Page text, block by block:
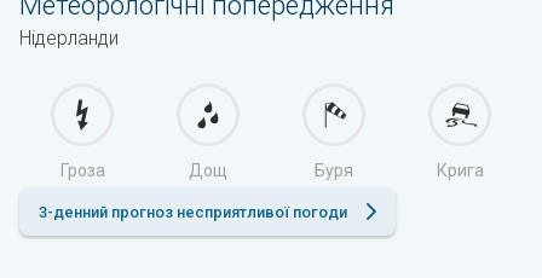
Нідерланди
Гроза Дощ Буря Крига
3-денний прогноз несприятливої погоди